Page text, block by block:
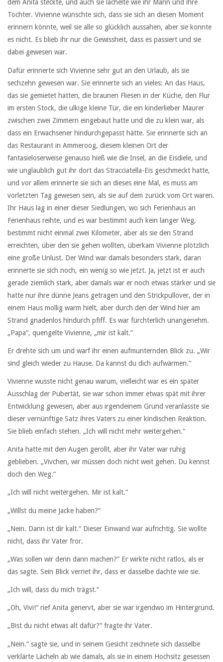
dem Anita steckte, und auch sie lächelte wie ihr Mann und ihre
Tochter. Vivienne wünschte sich, dass sie sich an diesen Moment
erinnern könnte, weil sie alle so glücklich aussahen, aber sie konnte
es nicht. Es blieb ihr nur die Gewissheit, dass es passiert und sie
dabei gewesen war.
Dafür erinnerte sich Vivienne sehr gut an den Urlaub, als sie
sechzehn gewesen war. Sie erinnerte sich an vieles: An das Haus,
das sie gemietet hatten, die braunen Fliesen in der Küche, den Flur
im ersten Stock, die ulkige kleine Tür, die ein kinderlieber Maurer
zwischen zwei Zimmern eingebaut hatte und die zu klein war, als
dass ein Erwachsener hindurchgepasst hätte. Sie erinnerte sich an
das Restaurant in Ammeroog, diesem kleinen Ort der
fantasieloserweise genauso hieß wie die Insel, an die Eisdiele, und
wie unglaublich gut ihr dort das Stracciatella-Eis geschmeckt hatte,
und vor allem erinnerte sie sich an dieses eine Mal, es muss am
vorletzten Tag gewesen sein, als sie auf dem zurück vom Ort waren.
Ihr Haus lag in einer dieser Siedlungen, wo sich Ferienhaus an
Ferienhaus reihte, und es war bestimmt auch kein langer Weg,
bestimmt nicht einmal zwei Kilometer, aber als sie den Strand
erreichten, über den sie gehen wollten, überkam Vivienne plötzlich
eine große Unlust. Der Wind war damals besonders stark, daran
erinnerte sie sich noch, ein wenig so wie jetzt. Ja, jetzt ist er auch
gerade ziemlich stark, aber damals war er noch etwas stärker und sie
hatte nur ihre dünne Jeans getragen und den Strickpullover, der in
einem Haus mollig warm hielt, aber durch den der Wind hier am
Strand gnadenlos hindurch pfiff. Es war fürchterlich unangenehm.
„Papa“, quengelte Vivienne, „mir ist kalt.“
Er drehte sich um und warf ihr einen aufmunternden Blick zu. „Wir
sind gleich wieder zu Hause. Da kannst du dich aufwärmen.“
Vivienne wusste nicht genau warum, vielleicht war es ein später
Ausschlag der Pubertät, sie war schon immer etwas spät mit ihrer
Entwicklung gewesen, aber aus irgendeinem Grund veranlasste sie
dieser vernünftige Satz ihres Vaters zu einer kindischen Reaktion.
Sie blieb einfach stehen. „Ich will nicht mehr weitergehen.“
Anita hatte mit den Augen gerollt, aber ihr Vater war ruhig
geblieben. „Vivchen, wir müssen doch nicht weit gehen. Du kennst
doch den Weg.“
„Ich will nicht weitergehen. Mir ist kalt.“
„Willst du meine Jacke haben?“
„Nein. Dann ist dir kalt.“ Dieser Einwand war aufrichtig. Sie wollte
nicht, dass ihr Vater fror.
„Was sollen wir denn dann machen?“ Er wirkte nicht ratlos, als er
das sagte. Sein Blick verriet ihr, dass er dasselbe dachte wie sie.
„Ich will, dass du mich trägst.“
„Oh, Vivi!“ rief Anita genervt, aber sie war irgendwo im Hintergrund.
„Bist du nicht etwas alt dafür?“ fragte ihr Vater.
„Nein.“ sagte sie, und in seinem Gesicht zeichnete sich dasselbe
verklärte Lächeln ab wie damals, als sie in einem Hochsitz gesessen